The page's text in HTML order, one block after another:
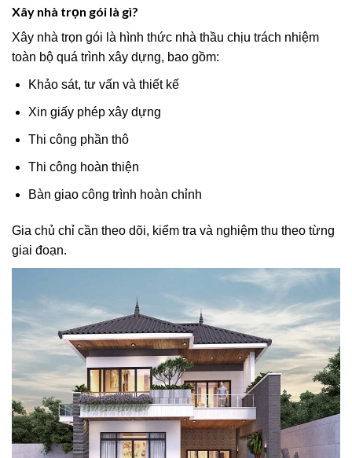
Xây nhà trọn gói là gì?
Xây nhà trọn gói là hình thức nhà thầu chịu trách nhiệm
toàn bộ quá trình xây dựng, bao gồm:
Khảo sát, tư vấn và thiết kế
Xin giấy phép xây dựng
Thi công phần thô
Thi công hoàn thiện
Bàn giao công trình hoàn chỉnh
Gia chủ chỉ cần theo dõi, kiểm tra và nghiệm thu theo từng
giai đoạn.